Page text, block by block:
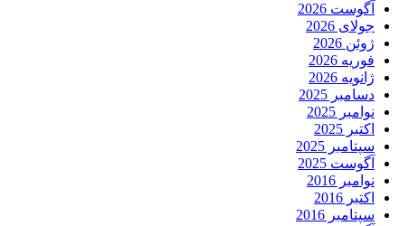
آگوست 2026
جولای 2026
ژوئن 2026
فوریه 2026
ژانویه 2026
دسامبر 2025
نوامبر 2025
اکتبر 2025
سپتامبر 2025
آگوست 2025
نوامبر 2016
اکتبر 2016
سپتامبر 2016